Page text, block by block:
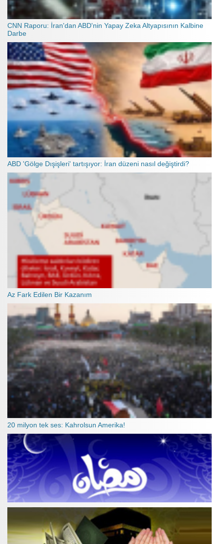
CNN Raporu: İran'dan ABD'nin Yapay Zeka Altyapısının Kalbine
Darbe
ABD 'Gölge Dışişleri' tartışıyor: İran düzeni nasıl değiştirdi?
Az Fark Edilen Bir Kazanım
20 milyon tek ses: Kahrolsun Amerika!